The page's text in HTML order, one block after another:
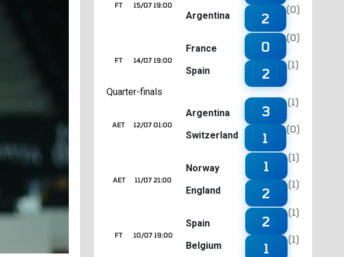
15/07 19:00
FT
Argentina
2
(0)
14/07 19:00
FT
France
Spain
0
(0)
2
(1)
Quarter-finals
12/07 01:00
AET
Argentina
Switzerland
3
(1)
1
(0)
11/07 21:00
AET
Norway
England
1
(1)
2
(1)
10/07 19:00
FT
Spain
Belgium
2
(1)
1
(1)